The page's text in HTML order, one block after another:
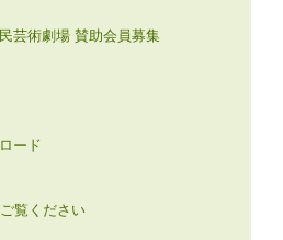
芸術劇場 賛助会員募集
ード
覧ください